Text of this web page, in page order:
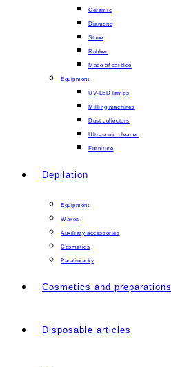
Ceramic
Diamond
Stone
Rubber
Made of carbide
Equipment
UV-LED lamps
Milling machines
Dust collectors
Ultrasonic cleaner
Furniture
Depilation
Equipment
Waxes
Auxiliary accessories
Cosmetics
Parafiniarky
Cosmetics and preparations
Disposable articles